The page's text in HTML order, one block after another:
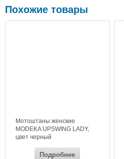
Похожие товары
Мотоштаны женские
MODEKA UPSWING LADY,
цвет черный
Подробнее